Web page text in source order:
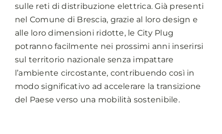
sulle reti di distribuzione elettrica. Già presenti
nel Comune di Brescia, grazie al loro design e
alle loro dimensioni ridotte, le City Plug
potranno facilmente nei prossimi anni inserirsi
sul territorio nazionale senza impattare
l’ambiente circostante, contribuendo così in
modo significativo ad accelerare la transizione
del Paese verso una mobilità sostenibile.